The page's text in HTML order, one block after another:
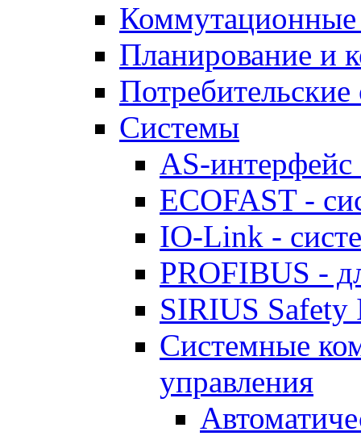
Коммутационные
Планирование и
Потребительские
Системы
AS-
ECOFAST -
IO-Link -
PROFIBUS -
SIRIUS Safety
Системные
управления